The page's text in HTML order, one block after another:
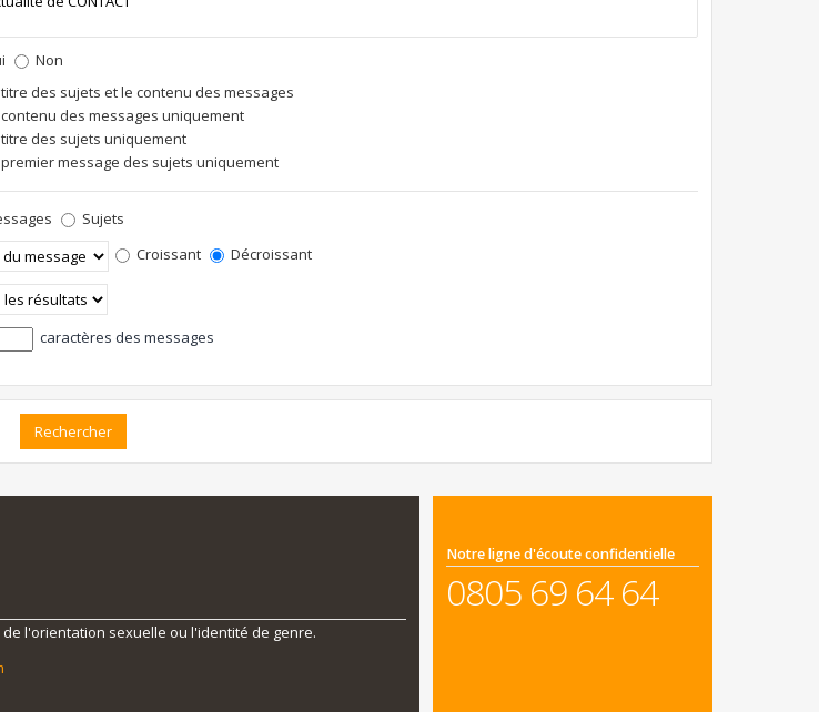
Non
des sujets et le contenu des messages
des messages uniquement
titre des sujets uniquement
premier message des sujets uniquement
Sujets
Croissant
Décroissant
caractères des messages
l'orientation sexuelle ou l'identité de genre.
Notre ligne d'écoute confidentielle
0805 69 64 64